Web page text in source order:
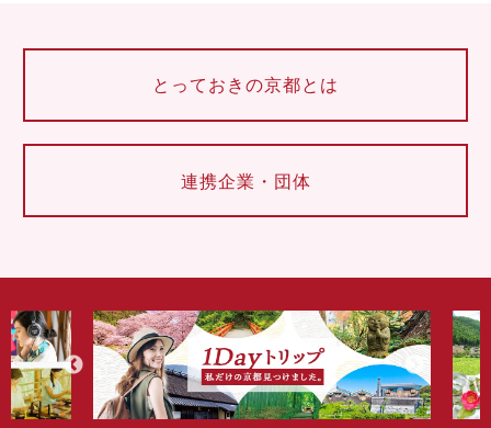
とっておきの京都とは
連携企業・団体